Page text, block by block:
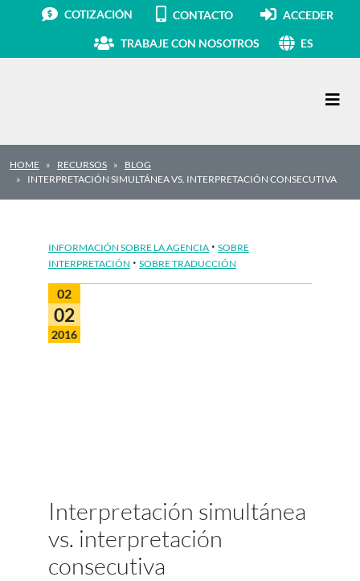
COTIZACIÓN CONTACTO ACCEDER
TRABAJE CON NOSOTROS ES
HOME RECURSOS
BLOG
INTERPRETACIÓN SIMULTÁNEA VS. INTERPRETACIÓN CONSECUTIVA
INFORMACIÓN SOBRE LA AGENCIA · SOBRE
INTERPRETACIÓN · SOBRE TRADUCCIÓN
02
02
2016
Interpretación simultánea
vs. interpretación
consecutiva